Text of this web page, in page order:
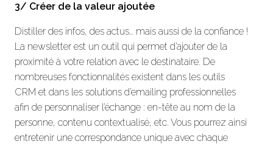
3/ Créer de la valeur ajoutée
Distiller des infos, des actus… mais aussi de la confiance !
La newsletter est un outil qui permet d’ajouter de la
proximité à votre relation avec le destinataire. De
nombreuses fonctionnalités existent dans les outils
CRM et dans les solutions d’emailing professionnelles
afin de personnaliser l’échange : en-tête au nom de la
personne, contenu contextualisé, etc. Vous pourrez ainsi
entretenir une correspondance unique avec chaque